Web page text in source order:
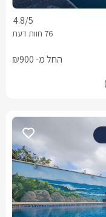
4.8/5
החל מ- ₪900